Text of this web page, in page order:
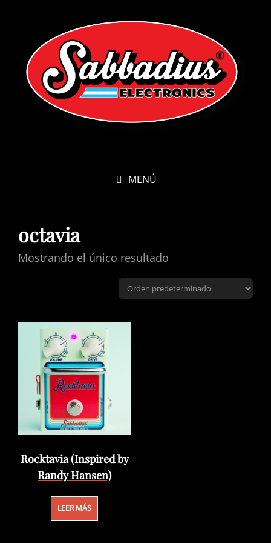
MENÚ
octavia
Mostrando el único resultado
Rocktavia (Inspired by
Randy Hansen)
LEER MÁS